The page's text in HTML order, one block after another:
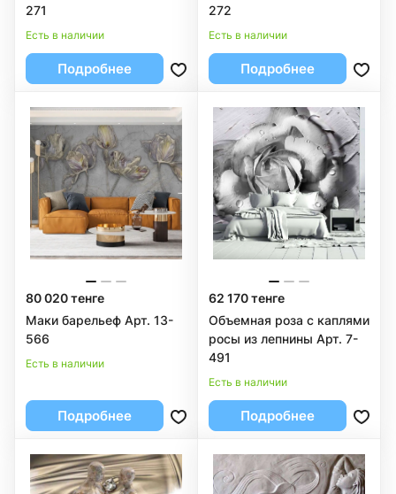
271
Есть в наличии
Подробнее
272
Есть в наличии
Подробнее
80 020 тенге
Маки барельеф Арт. 13-
566
Есть в наличии
Подробнее
62 170 тенге
Объемная роза с каплями
росы из лепнины Арт. 7-
491
Есть в наличии
Подробнее